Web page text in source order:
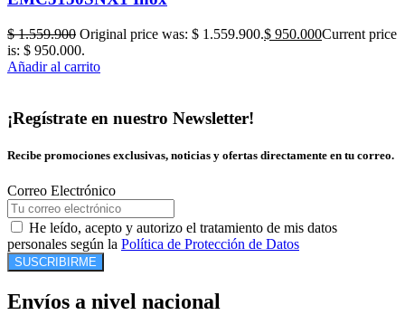
$1.559.900 Original price was: $ 1.559.900.$ 950.000Current price
is: $ 950.000.
Añadir al carrito
¡Regístrate en nuestro Newsletter!
Recibe promociones exclusivas, noticias y ofertas directamente en tu correo.
Correo Electrónico
He leído, acepto y autorizo el tratamiento de mis datos
personales según la Política de Protección de Datos
SUSCRIBIRME
Envíos a nivel nacional